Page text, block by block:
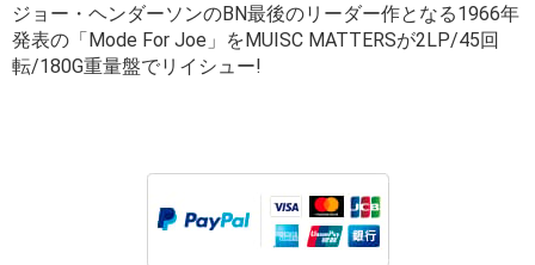
ジョー・ヘンダーソンのBN最後のリーダー作となる1966年
発表の「Mode For Joe」をMUISC MATTERSが2LP/45回
転/180G重量盤でリイシュー!